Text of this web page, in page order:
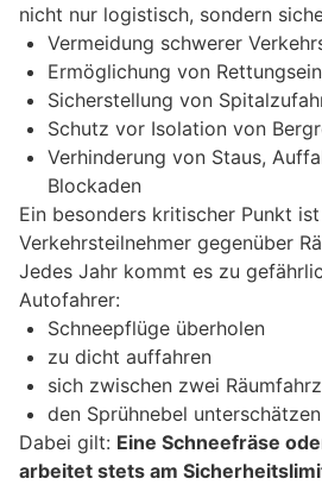
nicht nur logistisch, sondern
Vermeidung schwerer
Ermöglichung von
Sicherstellung von
Schutz vor Isolation von
Verhinderung von Staus,
Blockaden
Ein besonders kritischer Punkt
Verkehrsteilnehmer gegenüber
Jedes Jahr kommt es zu
Autofahrer:
Schneepflüge überholen
zu dicht auffahren
sich zwischen zwei
den Sprühnebel unterschätzen
Dabei gilt: Eine Schneefräse
arbeitet stets am